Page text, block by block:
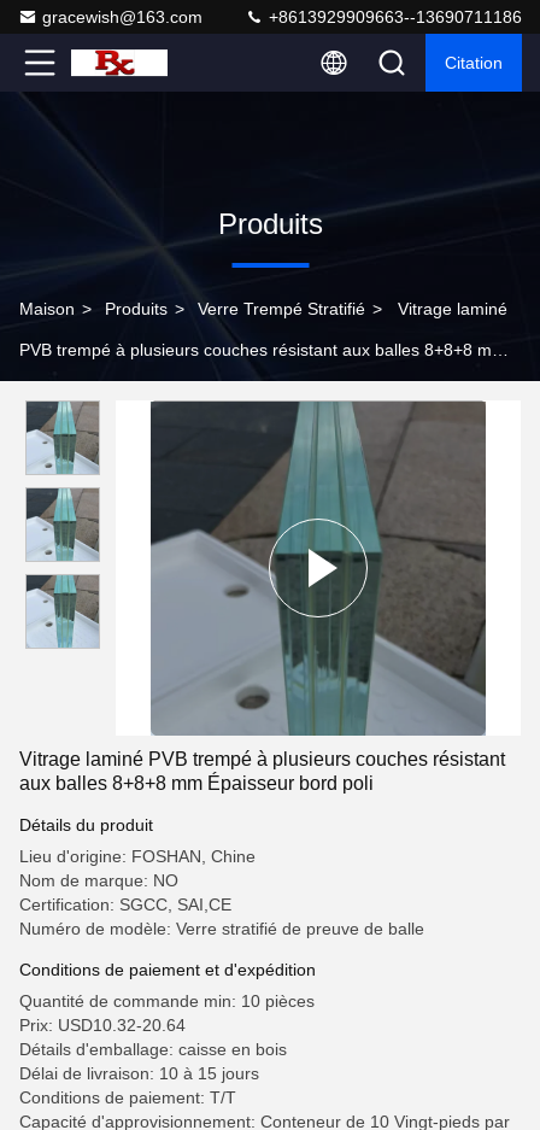
gracewish@163.com +8613929909663--13690711186
Citation
Produits
Maison > Produits > Verre Trempé Stratifié > Vitrage laminé
PVB trempé à plusieurs couches résistant aux balles 8+8+8 mm
Vitrage laminé PVB trempé à plusieurs couches résistant
aux balles 8+8+8 mm Épaisseur bord poli
Détails du produit
Lieu d'origine: FOSHAN, Chine
Nom de marque: NO
Certification: SGCC, SAI,CE
Numéro de modèle: Verre stratifié de preuve de balle
Conditions de paiement et d'expédition
Quantité de commande min: 10 pièces
Prix: USD10.32-20.64
Détails d'emballage: caisse en bois
Délai de livraison: 10 à 15 jours
Conditions de paiement: T/T
Capacité d'approvisionnement: Conteneur de 10 Vingt-pieds par